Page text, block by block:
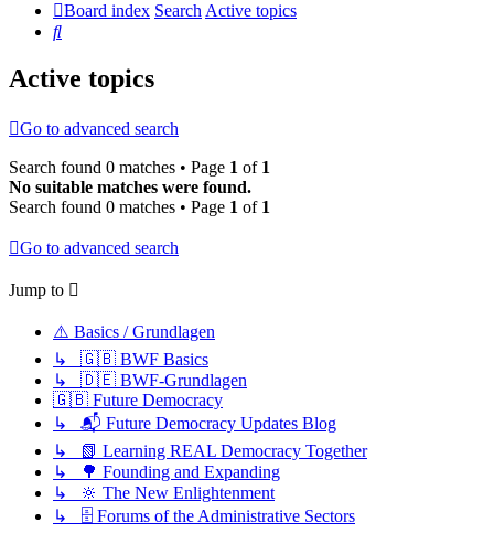
Board index SearchActive topics
Search
Active topics
Go to advanced search
Search found 0 matches • Page 1 of 1
No suitable matches were found.
Search found 0 matches • Page 1 of 1
Go to advanced search
Jump to
⚠️ Basics / Grundlagen
↳ 🇬🇧 BWF Basics
↳ 🇩🇪 BWF-Grundlagen
🇬🇧 Future Democracy
↳ 📬 Future Democracy Updates Blog
↳ 📗 Learning REAL Democracy Together
↳ 🌳 Founding and Expanding
↳ 🔆 The New Enlightenment
↳ 🗄️ Forums of the Administrative Sectors